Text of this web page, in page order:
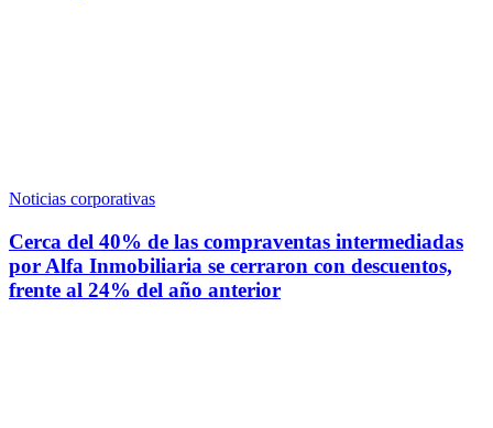
Noticias corporativas
Cerca del 40% de las compraventas intermediadas
por Alfa Inmobiliaria se cerraron con descuentos,
frente al 24% del año anterior